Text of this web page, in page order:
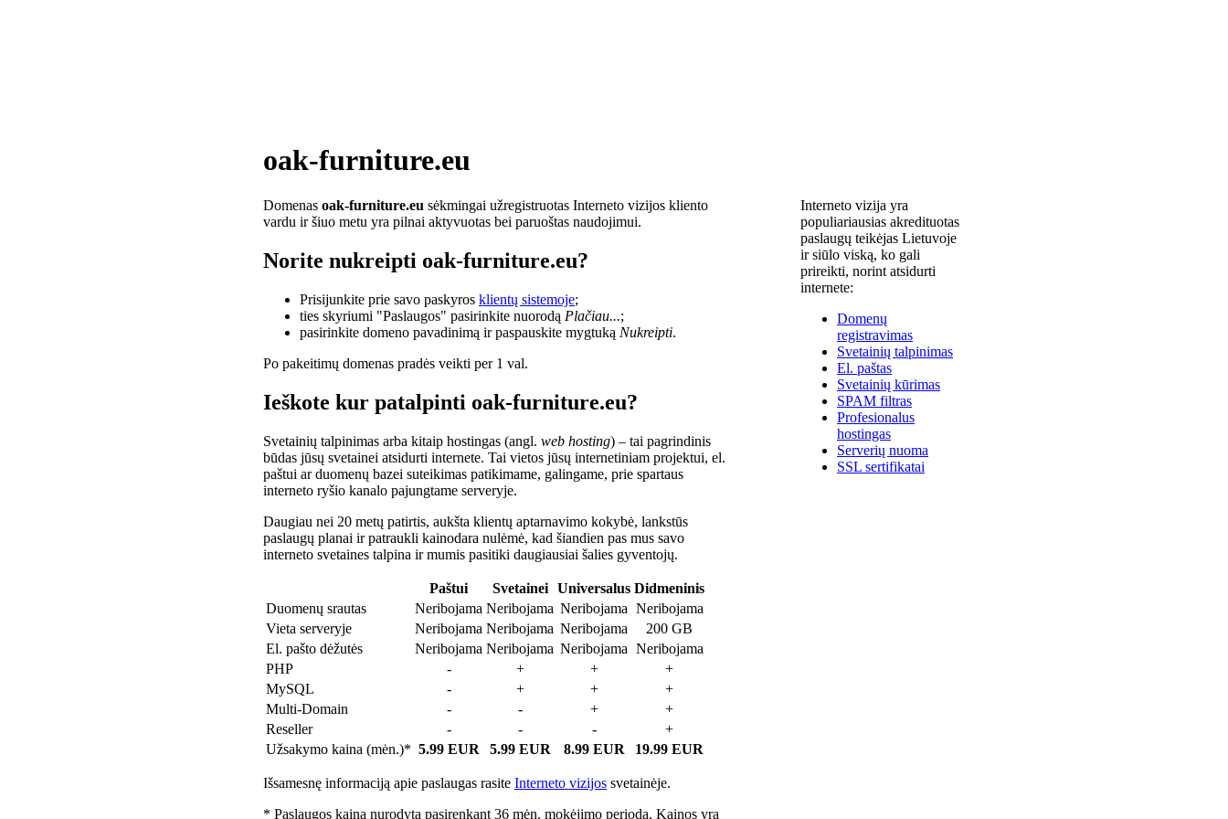
oak-furniture.eu
Domenas oak-furniture.eu sėkmingai užregistruotas Interneto vizijos kliento
vardu ir šiuo metu yra pilnai aktyvuotas bei paruoštas naudojimui.
Norite nukreipti oak-furniture.eu?
Prisijunkite prie savo paskyros klientų sistemoje;
ties skyriumi "Paslaugos" pasirinkite nuorodą Plačiau...;
pasirinkite domeno pavadinimą ir paspauskite mygtuką Nukreipti.
Po pakeitimų domenas pradės veikti per 1 val.
Ieškote kur patalpinti oak-furniture.eu?
Svetainių talpinimas arba kitaip hostingas (angl. web hosting) – tai pagrindinis
būdas jūsų svetainei atsidurti internete. Tai vietos jūsų internetiniam projektui, el.
paštui ar duomenų bazei suteikimas patikimame, galingame, prie spartaus
interneto ryšio kanalo pajungtame serveryje.
Daugiau nei 20 metų patirtis, aukšta klientų aptarnavimo kokybė, lankstūs
paslaugų planai ir patraukli kainodara nulėmė, kad šiandien pas mus savo
interneto svetaines talpina ir mumis pasitiki daugiausiai šalies gyventojų.
Paštui Svetainei Universalus Didmeninis
Duomenų srautas
Neribojama Neribojama Neribojama Neribojama
Vieta serveryje
Neribojama Neribojama Neribojama
200 GB
El. pašto dėžutės
Neribojama Neribojama Neribojama Neribojama
PHP
- + +
+
MySQL
- + +
+
Multi-Domain
- - +
+
Reseller
- - -
+
Užsakymo kaina (mėn.)* 5.99 EUR 5.99 EUR 8.99 EUR 19.99 EUR
Išsamesnę informaciją apie paslaugas rasite Interneto vizijos svetainėje.
* Paslaugos kaina nurodyta pasirenkant 36 mėn. mokėjimo periodą. Kainos yra
Interneto vizija yra
populiariausias akredituotas
paslaugų teikėjas Lietuvoje
ir siūlo viską, ko gali
prireikti, norint atsidurti
internete:
Domenų
registravimas
Svetainių talpinimas
El. paštas
Svetainių kūrimas
SPAM filtras
Profesionalus
hostingas
Serverių nuoma
SSL sertifikatai